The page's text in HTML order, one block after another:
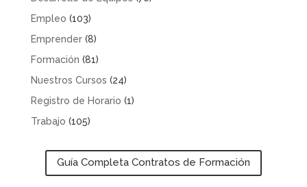
Empleo (103)
Emprender(8)
Formación (81)
Nuestros Cursos (24)
Registro de Horario (1)
Trabajo (105)
Guía Completa Contratos de Formación